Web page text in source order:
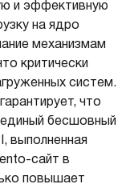
и эффективную
на ядро
механизмам
критически
систем.
что
бесшовный
выполненная
сайт в
повышает